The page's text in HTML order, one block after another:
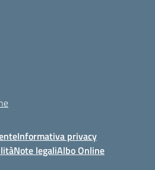
Informativa privacy
Note legaliAlbo Online